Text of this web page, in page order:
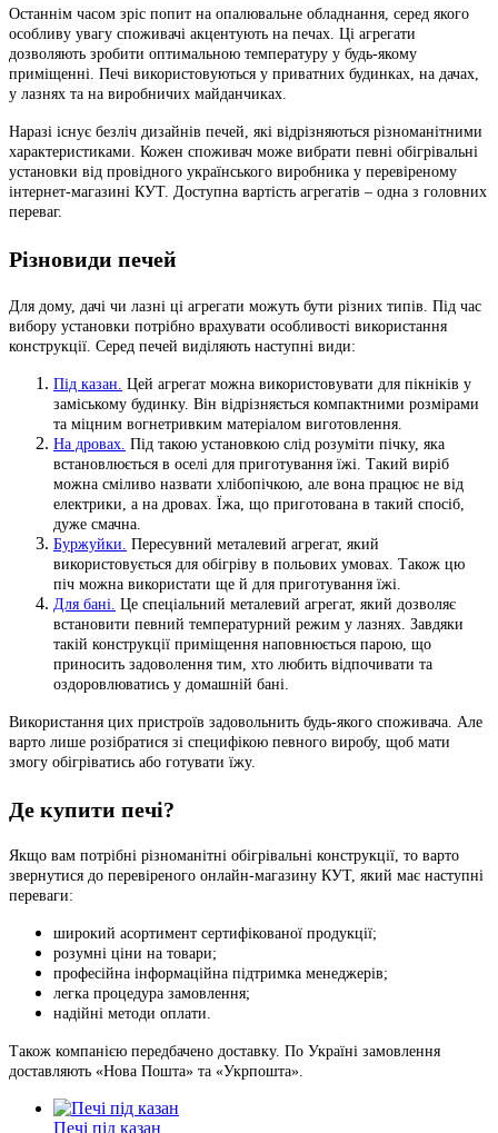
Останнім часом зріс попит на опалювальне обладнання, серед якого
особливу увагу споживачі акцентують на печах. Ці агрегати
дозволяють зробити оптимальною температуру у будь-якому
приміщенні. Печі використовуються у приватних будинках, на дачах,
у лазнях та на виробничих майданчиках.
Наразі існує безліч дизайнів печей, які відрізняються різноманітними
характеристиками. Кожен споживач може вибрати певні обігрівальні
установки від провідного українського виробника у перевіреному
інтернет-магазині КУТ. Доступна вартість агрегатів – одна з головних
переваг.
Різновиди печей
Для дому, дачі чи лазні ці агрегати можуть бути різних типів. Під час
вибору установки потрібно врахувати особливості використання
конструкції. Серед печей виділяють наступні види:
Під казан. Цей агрегат можна використовувати для пікніків у
заміському будинку. Він відрізняється компактними розмірами
та міцним вогнетривким матеріалом виготовлення.
На дровах. Під такою установкою слід розуміти пічку, яка
встановлюється в оселі для приготування їжі. Такий виріб
можна сміливо назвати хлібопічкою, але вона працює не від
електрики, а на дровах. Їжа, що приготована в такий спосіб,
дуже смачна.
Буржуйки. Пересувний металевий агрегат, який
використовується для обігріву в польових умовах. Також цю
піч можна використати ще й для приготування їжі.
Для бані. Це спеціальний металевий агрегат, який дозволяє
встановити певний температурний режим у лазнях. Завдяки
такій конструкції приміщення наповнюється парою, що
приносить задоволення тим, хто любить відпочивати та
оздоровлюватись у домашній бані.
Використання цих пристроїв задовольнить будь-якого споживача. Але
варто лише розібратися зі специфікою певного виробу, щоб мати
змогу обігріватись або готувати їжу.
Де купити печі?
Якщо вам потрібні різноманітні обігрівальні конструкції, то варто
звернутися до перевіреного онлайн-магазину КУТ, який має наступні
переваги:
широкий асортимент сертифікованої продукції;
розумні ціни на товари;
професійна інформаційна підтримка менеджерів;
легка процедура замовлення;
надійні методи оплати.
Також компанією передбачено доставку. По Україні замовлення
доставляють «Нова Пошта» та «Укрпошта».
Печі під казан